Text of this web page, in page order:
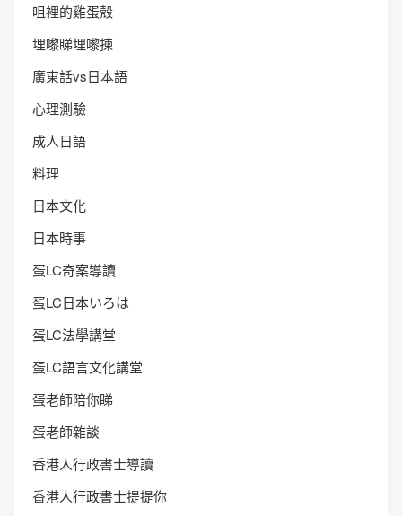
咀裡的雞蛋殼
埋嚟睇埋嚟揀
廣東話vs日本語
心理測驗
成人日語
料理
日本文化
日本時事
蛋LC奇案導讀
蛋LC日本いろは
蛋LC法學講堂
蛋LC語言文化講堂
蛋老師陪你睇
蛋老師雜談
香港人行政書士導讀
香港人行政書士提提你